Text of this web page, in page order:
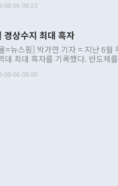
중에는 정부 내 조율을 거치지 않
적 희망에 근거한 비현실적 구상'이
대북 정책 관련 발언이 물의를 빚
처 장관이 공개적으로 부정적 입
무리한 대북 접근법과 월권을 제어
졌다고도 했다. 또 "현 시점에서 흘
4자 대화의 동력을 확보하기 위해
08-06 06:10
경상수지 최대 흑자
=뉴스핌] 박가연 기자 = 지난 6월
대 최대 흑자를 기록했다. 반도체
이 6일 발표한 '2026년 6월 국제수지(잠정)'에 따르
간 기준 처음으로 1000억달러를
급증했고 컴퓨터·주변기기
은 160.4% 늘었으며 비IT 품목도
08-06 08:00